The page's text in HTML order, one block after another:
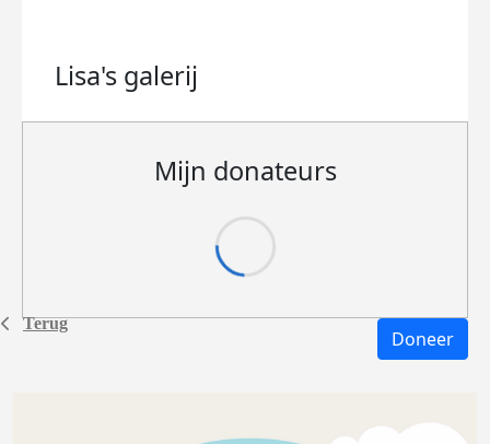
Terug
Lisa's galerij
Mijn donateurs
Doneer